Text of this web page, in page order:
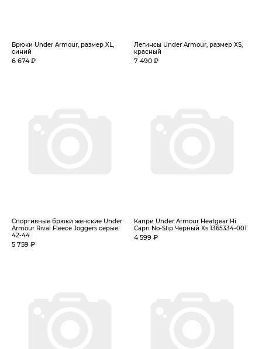
Брюки Under Armour, размер XL,
синий
6 674 ₽
Легинсы Under Armour, размер XS,
красный
7 490 ₽
Спортивные брюки женские Under
Armour Rival Fleece Joggers серые
42-44
5 759 ₽
Капри Under Armour Heatgear Hi
Capri No-Slip Черный Xs 1365334-001
4 599 ₽